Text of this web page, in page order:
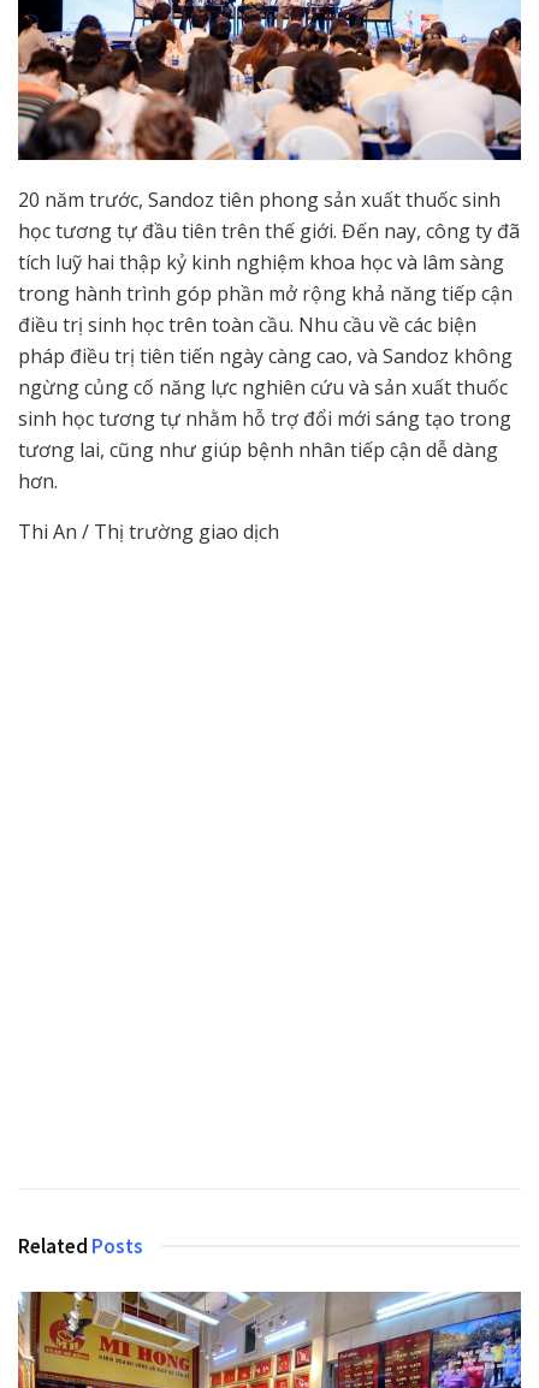
20 năm trước, Sandoz tiên phong sản xuất thuốc sinh
học tương tự đầu tiên trên thế giới. Đến nay, công ty đã
tích luỹ hai thập kỷ kinh nghiệm khoa học và lâm sàng
trong hành trình góp phần mở rộng khả năng tiếp cận
điều trị sinh học trên toàn cầu. Nhu cầu về các biện
pháp điều trị tiên tiến ngày càng cao, và Sandoz không
ngừng củng cố năng lực nghiên cứu và sản xuất thuốc
sinh học tương tự nhằm hỗ trợ đổi mới sáng tạo trong
tương lai, cũng như giúp bệnh nhân tiếp cận dễ dàng
hơn.
Thi An / Thị trường giao dịch
Related Posts